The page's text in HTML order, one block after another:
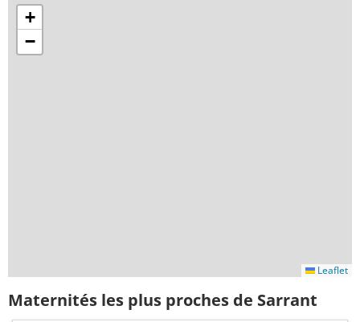
+
−
Leaflet
Maternités les plus proches de Sarrant